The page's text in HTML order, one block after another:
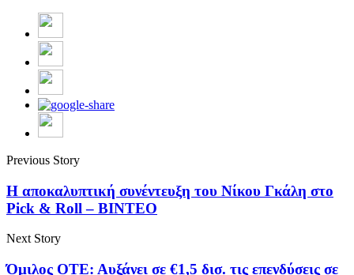
Previous Story
Η αποκαλυπτική συνέντευξη του Νίκου Γκάλη στο
Pick & Roll – ΒΙΝΤΕΟ
Next Story
Όμιλος ΟΤΕ: Αυξάνει σε €1,5 δισ. τις επενδύσεις σε